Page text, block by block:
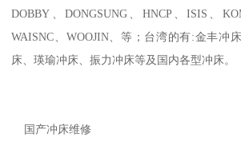
DOBBY、DONGSUNG、HNCP、ISIS、
WAISNC、WOOJIN、等；台湾的有:金丰冲
床、瑛瑜冲床、振力冲床等及国内各型冲床。
国产冲床维修